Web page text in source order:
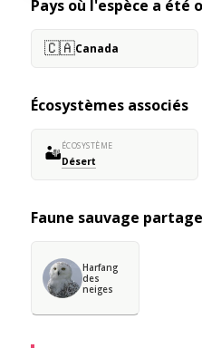
Pays où l'espèce a été
🇨🇦Canada
Écosystèmes associés
🏜️ÉCOSYSTÈME
Désert
Faune sauvage
Harfang
des
neiges